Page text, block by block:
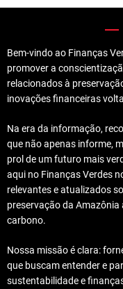
Bem-vindo ao Finanças
promover a
relacionados à
inovações financeiras
Na era da informação,
que não apenas informe,
prol de um futuro mais
aqui no Finanças Verdes
relevantes e atualizados
preservação da
carbono.
Nossa missão é clara:
que buscam entender e
sustentabilidade e